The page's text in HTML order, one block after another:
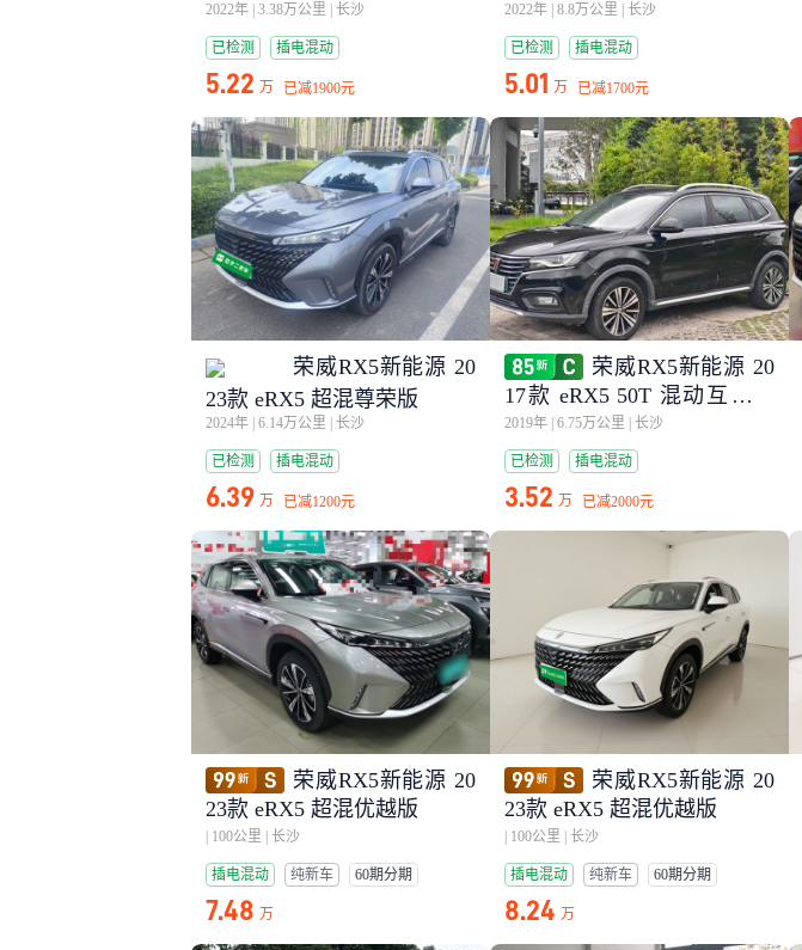
2022年 3.38万公里 长沙
已检测 插电混动
5.22 万 已减1900元
2022年 8.8万公里 长沙
已检测 插电混动
5.01 万 已减1700元
荣威RX5新能源 20
23款 eRX5 超混尊荣版
2024年 6.14万公里 长沙
已检测 插电混动
6.39 万 已减1200元
荣威RX5新能源 20
17款 eRX5 50T 混动互联尊
贵旗舰版
2019年 6.75万公里 长沙
已检测 插电混动
3.52 万 已减2000元
荣威RX5新能源 20
23款 eRX5 超混优越版
100公里 长沙
插电混动 纯新车 60期分期
7.48 万
荣威RX5新能源 20
23款 eRX5 超混优越版
100公里 长沙
插电混动 纯新车 60期分期
8.24 万